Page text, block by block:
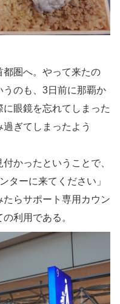
圏へ。やって来たの
のも、3日前に那覇か
眼鏡を忘れてしまった
ぎてしまったよう
かったということで、
ターに来てください」
らサポート専用カウン
利用である。